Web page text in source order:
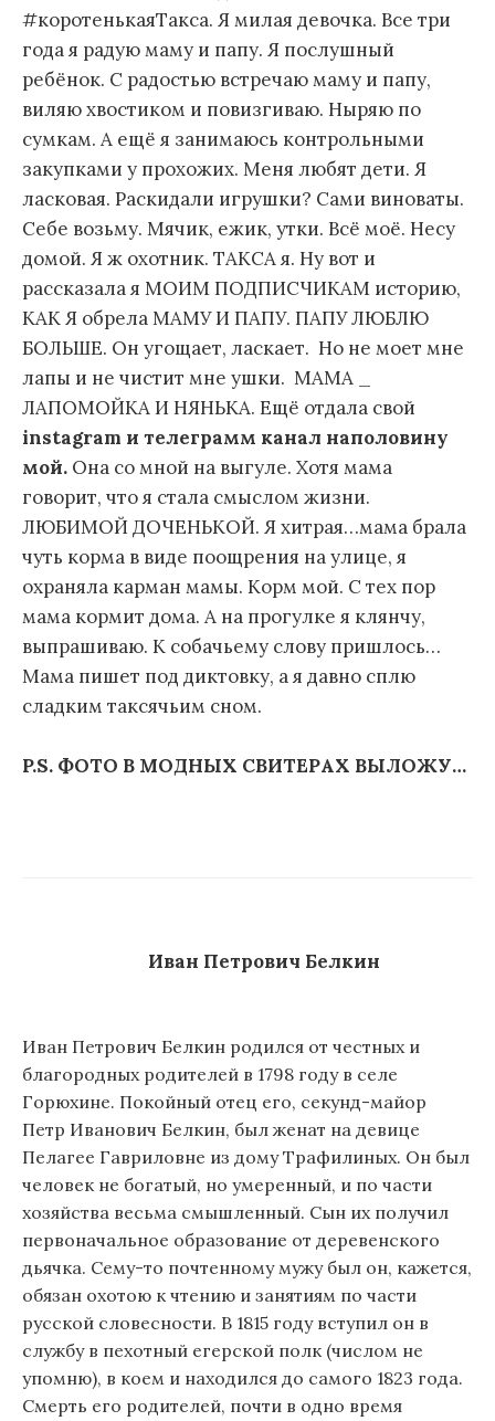
#коротенькаяТакса. Я милая девочка. Все три
года я радую маму и папу. Я послушный
ребёнок. С радостью встречаю маму и папу,
виляю хвостиком и повизгиваю. Ныряю по
сумкам. А ещё я занимаюсь контрольными
закупками у прохожих. Меня любят дети. Я
ласковая. Раскидали игрушки? Сами виноваты.
Себе возьму. Мячик, ежик, утки. Всё моё. Несу
домой. Я ж охотник. ТАКСА я. Ну вот и
рассказала я МОИМ ПОДПИСЧИКАМ историю,
КАК Я обрела МАМУ И ПАПУ. ПАПУ ЛЮБЛЮ
БОЛЬШЕ. Он угощает, ласкает. Но не моет мне
лапы и не чистит мне ушки. МАМА _
ЛАПОМОЙКА И НЯНЬКА. Ещё отдала свой
instagram и телеграмм канал наполовину
мой. Она со мной на выгуле. Хотя мама
говорит, что я стала смыслом жизни.
ЛЮБИМОЙ ДОЧЕНЬКОЙ. Я хитрая…мама брала
чуть корма в виде поощрения на улице, я
охраняла карман мамы. Корм мой. С тех пор
мама кормит дома. А на прогулке я клянчу,
выпрашиваю. К собачьему слову пришлось…
Мама пишет под диктовку, а я давно сплю
сладким таксячьим сном.
P.S. ФОТО В МОДНЫХ СВИТЕРАХ ВЫЛОЖУ…
Иван Петрович Белкин
Иван Петрович Белкин родился от честных и
благородных родителей в 1798 году в селе
Горюхине. Покойный отец его, секунд-майор
Петр Иванович Белкин, был женат на девице
Пелагее Гавриловне из дому Трафилиных. Он был
человек не богатый, но умеренный, и по части
хозяйства весьма смышленный. Сын их получил
первоначальное образование от деревенского
дьячка. Сему-то почтенному мужу был он, кажется,
обязан охотою к чтению и занятиям по части
русской словесности. В 1815 году вступил он в
службу в пехотный егерской полк (числом не
упомню), в коем и находился до самого 1823 года.
Смерть его родителей, почти в одно время